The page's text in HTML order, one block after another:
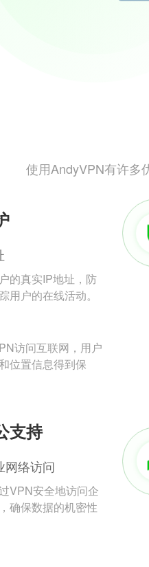
使用AndyVPN有许多
的真实IP地址，防
用户的在线活动。
访问互联网，用户
位置信息得到保
支持
网络访问
VPN安全地访问企
确保数据的机密性